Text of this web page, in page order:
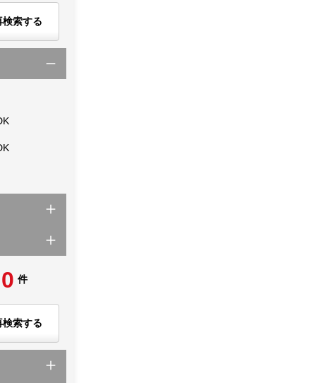
検索する
0 件
検索する